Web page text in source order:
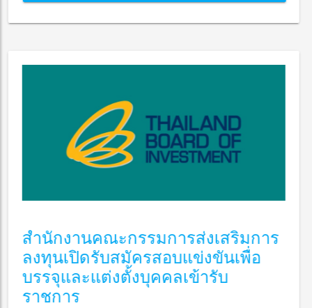
สำนักงานคณะกรรมการส่งเสริมการ
ลงทุนเปิดรับสมัครสอบแข่งขันเพื่อ
บรรจุและแต่งตั้งบุคคลเข้ารับ
ราชการ